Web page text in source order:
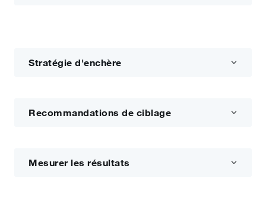
Stratégie d'enchère
Recommandations de ciblage
Mesurer les résultats